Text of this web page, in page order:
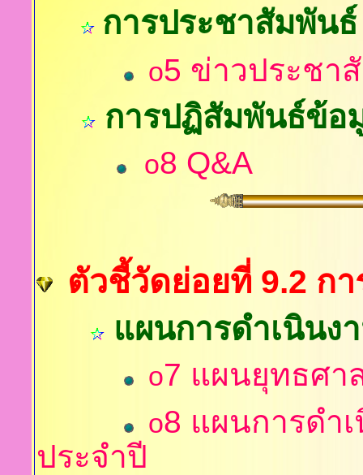
การประชาสัมพันธ์
o5 ข่าวประชา
การปฏิสัมพันธ์ข้อ
o8 Q&A
ตัวชี้วัดย่อยที่ 9.2 ก
แผนการดำเนินง
o7 แผนยุทธศา
o8 แผนการดำ
ประจำปี